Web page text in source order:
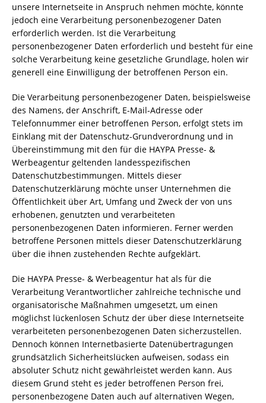
unsere Internetseite in Anspruch nehmen möchte, könnte
jedoch eine Verarbeitung personenbezogener Daten
erforderlich werden. Ist die Verarbeitung
personenbezogener Daten erforderlich und besteht für eine
solche Verarbeitung keine gesetzliche Grundlage, holen wir
generell eine Einwilligung der betroffenen Person ein.
Die Verarbeitung personenbezogener Daten, beispielsweise
des Namens, der Anschrift, E-Mail-Adresse oder
Telefonnummer einer betroffenen Person, erfolgt stets im
Einklang mit der Datenschutz-Grundverordnung und in
Übereinstimmung mit den für die HAYPA Presse- &
Werbeagentur geltenden landesspezifischen
Datenschutzbestimmungen. Mittels dieser
Datenschutzerklärung möchte unser Unternehmen die
Öffentlichkeit über Art, Umfang und Zweck der von uns
erhobenen, genutzten und verarbeiteten
personenbezogenen Daten informieren. Ferner werden
betroffene Personen mittels dieser Datenschutzerklärung
über die ihnen zustehenden Rechte aufgeklärt.
Die HAYPA Presse- & Werbeagentur hat als für die
Verarbeitung Verantwortlicher zahlreiche technische und
organisatorische Maßnahmen umgesetzt, um einen
möglichst lückenlosen Schutz der über diese Internetseite
verarbeiteten personenbezogenen Daten sicherzustellen.
Dennoch können Internetbasierte Datenübertragungen
grundsätzlich Sicherheitslücken aufweisen, sodass ein
absoluter Schutz nicht gewährleistet werden kann. Aus
diesem Grund steht es jeder betroffenen Person frei,
personenbezogene Daten auch auf alternativen Wegen,